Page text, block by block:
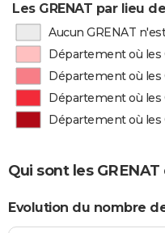
Les GRENAT par lieu
Aucun GRENAT
Département où les
Département où les
Département où les
Département où les
Qui sont les
Evolution du nombre